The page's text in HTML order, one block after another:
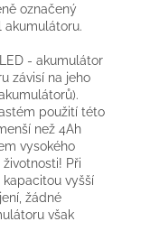
označený
akumulátoru.
- akumulátor
závisí na jeho
použití této
než 4Ah
vysokého
Při
vyšší
žádné
však